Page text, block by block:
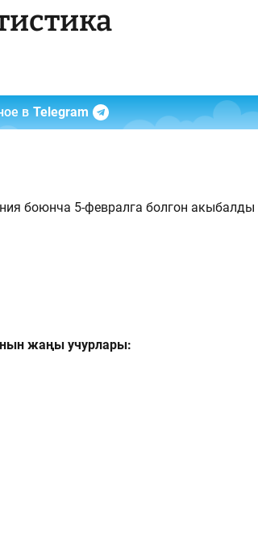
в Telegram
боюнча 5-февралга болгон акыбалды
жаңы учурлары: